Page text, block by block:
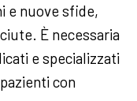
e nuove sfide,
È necessaria
e specializzati
con